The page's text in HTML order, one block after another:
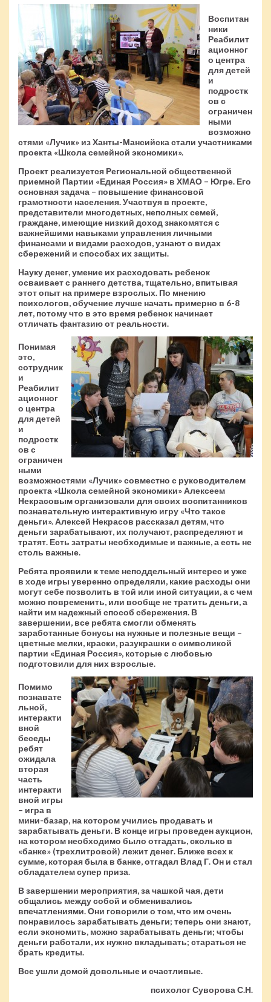
Воспитан
ники
Реабилит
ационног
о центра
для детей
и
подростк
ов с
ограничен
ными
возможно
стями «Лучик» из Ханты-Мансийска стали участниками
проекта «Школа семейной экономики».
Проект реализуется Региональной общественной
приемной Партии «Единая Россия» в ХМАО – Югре. Его
основная задача – повышение финансовой
грамотности населения. Участвуя в проекте,
представители многодетных, неполных семей,
граждане, имеющие низкий доход знакомятся с
важнейшими навыками управления личными
финансами и видами расходов, узнают о видах
сбережений и способах их защиты.
Науку денег, умение их расходовать ребенок
осваивает с раннего детства, тщательно, впитывая
этот опыт на примере взрослых. По мнению
психологов, обучение лучше начать примерно в 6-8
лет, потому что в это время ребенок начинает
отличать фантазию от реальности.
Понимая
это,
сотрудник
и
Реабилит
ационног
о центра
для детей
и
подростк
ов с
ограничен
ными
возможностями «Лучик» совместно с руководителем
проекта «Школа семейной экономики» Алексеем
Некрасовым организовали для своих воспитанников
познавательную интерактивную игру «Что такое
деньги». Алексей Некрасов рассказал детям, что
деньги зарабатывают, их получают, распределяют и
тратят. Есть затраты необходимые и важные, а есть не
столь важные.
Ребята проявили к теме неподдельный интерес и уже
в ходе игры уверенно определяли, какие расходы они
могут себе позволить в той или иной ситуации, а с чем
можно повременить, или вообще не тратить деньги, а
найти им надежный способ сбережения. В
завершении, все ребята смогли обменять
заработанные бонусы на нужные и полезные вещи –
цветные мелки, краски, разукрашки с символикой
партии «Единая Россия», которые с любовью
подготовили для них взрослые.
Помимо
познавате
льной,
интеракти
вной
беседы
ребят
ожидала
вторая
часть
интеракти
вной игры
– игра в
мини-базар, на котором учились продавать и
зарабатывать деньги. В конце игры проведен аукцион,
на котором необходимо было отгадать, сколько в
«банке» (трехлитровой) лежит денег. Ближе всех к
сумме, которая была в банке, отгадал Влад Г. Он и стал
обладателем супер приза.
В завершении мероприятия, за чашкой чая, дети
общались между собой и обменивались
впечатлениями. Они говорили о том, что им очень
понравилось зарабатывать деньги; теперь они знают,
если экономить, можно зарабатывать деньги; чтобы
деньги работали, их нужно вкладывать; стараться не
брать кредиты.
Все ушли домой довольные и счастливые.
психолог Суворова С.Н.